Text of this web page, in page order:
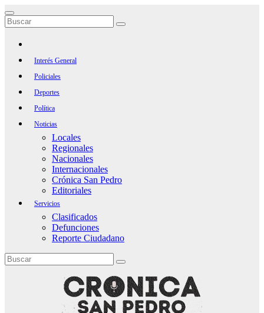
Saltar
al
contenido
Interés General
Policiales
Deportes
Política
Noticias
Locales
Regionales
Nacionales
Internacionales
Crónica San Pedro
Editoriales
Servicios
Clasificados
Defunciones
Reporte Ciudadano